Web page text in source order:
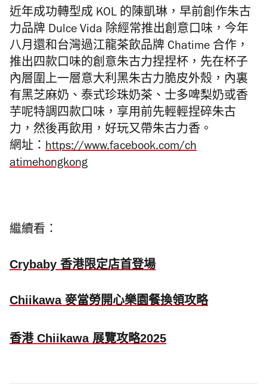
近年成功轉型成 KOL 的陳凱琳，早前創作朱古
力品牌 Dulce Vida 除經常推出創意口味，今年
八月還和台灣過江龍茶飲品牌 Chatime 合作，
推出四款口味的創意朱古力捏捏杯，先在杯子
內層圍上一層意大利黑朱古力脆皮外殼，內裏
有黑芝麻奶、泰式珍珠奶茶、士多啤梨奶或香
芋呢特調四款口味，享用前先輕輕捏碎朱古
力，然後再飲用，好玩又帶朱古力香。
網址： https://www.facebook.com/ch
atimehongkong
繼續看：
Crybaby 香港限定店首登場
Chiikawa 麥當勞開心樂園餐換領攻略
香港 Chiikawa 展覽攻略2025